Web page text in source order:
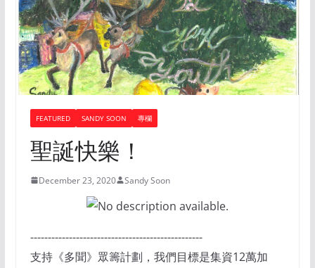
FEATURED SANDY SOON 專欄
聖誕快樂！
December 23, 2020 Sandy Soon
-------------------------------------------------
支持《多聞》眾籌計劃，我們目標是集資12萬加